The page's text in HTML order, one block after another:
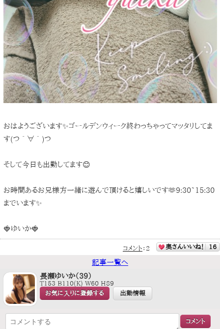
おはようございます✨️ゴールデンウィーク終わっちゃってマッタリしてま
す(つ´∀｀)つ
そして今日も出勤してます😊
お時間あるお兄様方一緒に遊んで頂けると嬉しいです🫶9:30~15:30
までいます✨️
🍓ゆいか🍓
コメント ： 2 奥さんいいね！ 16
記事一覧へ
長瀬ゆいか（39）
T153 B110(K) W60 H89
お気に入りに登録する 出勤情報